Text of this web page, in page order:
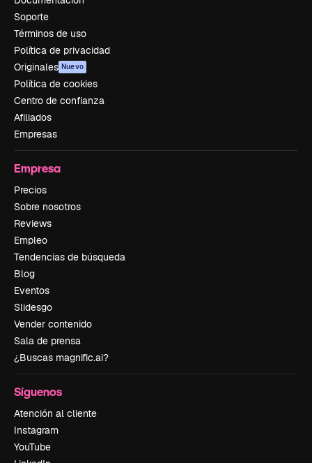
Soporte
Términos de uso
Política de privacidad
Originales Nuevo
Política de cookies
Centro de confianza
Afiliados
Empresas
Empresa
Precios
Sobre nosotros
Reviews
Empleo
Tendencias de búsqueda
Blog
Eventos
Slidesgo
Vender contenido
Sala de prensa
¿Buscas magnific.ai?
Síguenos
Atención al cliente
Instagram
YouTube